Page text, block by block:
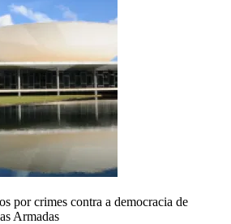
por crimes contra a democracia de
Armadas